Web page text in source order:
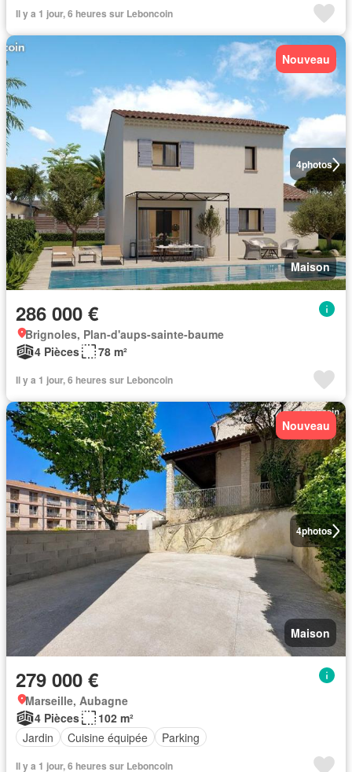
Il y a 1 jour, 6 heures sur Leboncoin
4photos
Nouveau
Maison
286 000 €
Brignoles, Plan-d'aups-sainte-baume
4 Pièces
78 m²
Il y a 1 jour, 6 heures sur Leboncoin
4photos
Nouveau
Maison
279 000 €
Marseille, Aubagne
4 Pièces
102 m²
Jardin
Cuisine équipée Parking
Il y a 1 jour, 6 heures sur Leboncoin